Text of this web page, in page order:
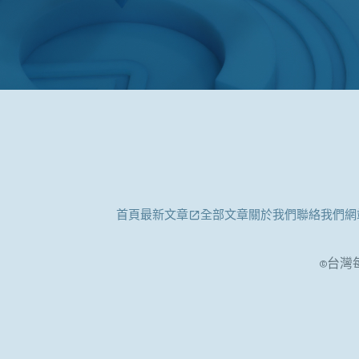
首頁最新文章 全部文章關於我們聯絡我們
©台灣